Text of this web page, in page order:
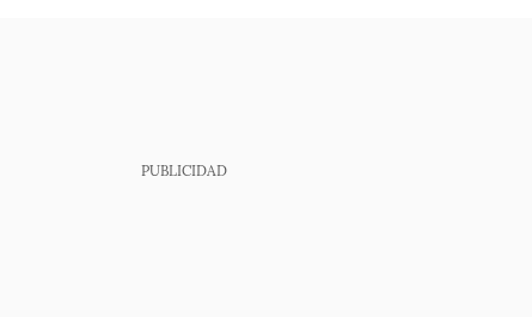
PUBLICIDAD